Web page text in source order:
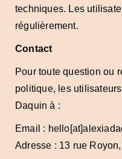
techniques. Les
régulièrement.
Contact
Pour toute question ou
politique, les
Daquin à :
Email :
Adresse : 13 rue